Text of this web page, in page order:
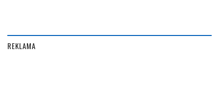
REKLAMA